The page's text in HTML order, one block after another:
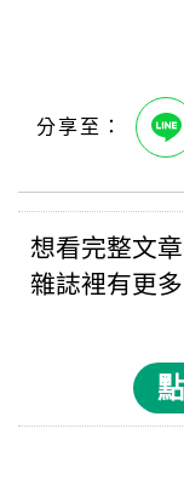
想看完整文
雜誌裡有更